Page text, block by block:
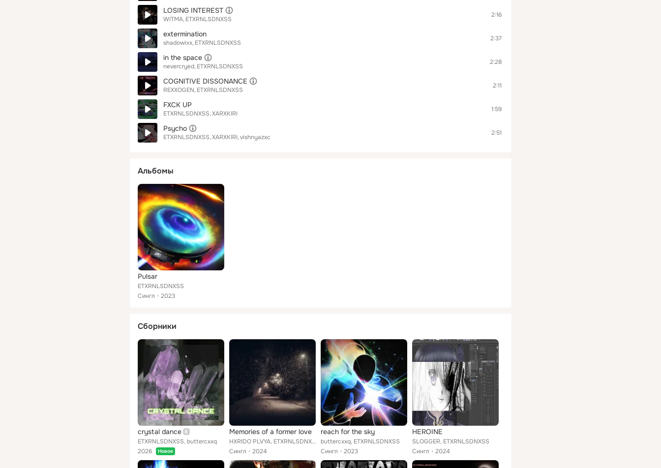
LOSING INTEREST
WITMA ETXRNLSDNXSS
2:16
extermination
shadowixx ETXRNLSDNXSS
2:37
in the space
nevercryed ETXRNLSDNXSS
2:28
COGNITIVE DISSONANCE
REXXOGEN ETXRNLSDNXSS
2:11
FXCK UP
ETXRNLSDNXSS XARXKIRI
1:59
Psycho
ETXRNLSDNXSS XARXKIRI vishnyazxc
2:51
Альбомы
Pulsar
ETXRNLSDNXSS
Сингл
2023
Сборники
crystal dance
ETXRNLSDNXSS, buttercxxq
2026
Новое
Memories of a former love
HXRIDO PLVYA, ETXRNLSDNXSS
Сингл
2024
reach for the sky
buttercxxq, ETXRNLSDNXSS
Сингл
2023
HEROINE
SLOGGER, ETXRNLSDNXSS
Сингл
2024